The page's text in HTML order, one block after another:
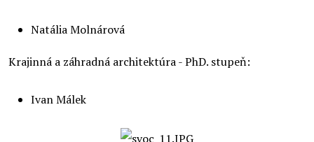
Natália Molnárová
Krajinná a záhradná architektúra - PhD. stupeň:
Ivan Málek